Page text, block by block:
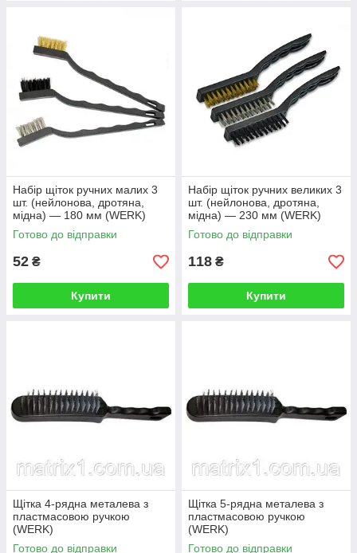
Набір щіток ручних малих 3
шт. (нейлонова, дротяна,
мідна) — 180 мм (WERK)
Готово до відправки
52 ₴
Купити
Набір щіток ручних великих 3
шт. (нейлонова, дротяна,
мідна) — 230 мм (WERK)
Готово до відправки
118 ₴
Купити
Щітка 4-рядна металева з
пластмасовою ручкою
(WERK)
Готово до відправки
Щітка 5-рядна металева з
пластмасовою ручкою
(WERK)
Готово до відправки